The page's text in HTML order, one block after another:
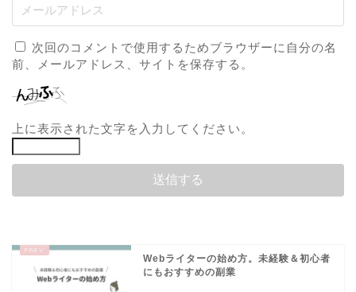
次回のコメントで使用するためブラウザーに自分の名
前、メールアドレス、サイトを保存する。
上に表示された文字を入力してください。
Webライターの始め方。未経験＆初心者
にもおすすめの副業